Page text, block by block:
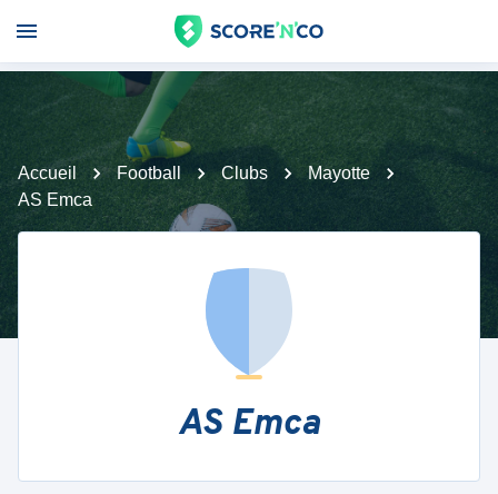
Accueil Football Clubs
Mayotte
AS Emca
AS Emca